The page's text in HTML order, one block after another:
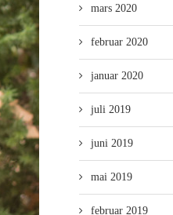
mars 2020
februar 2020
januar 2020
juli 2019
juni 2019
mai 2019
februar 2019